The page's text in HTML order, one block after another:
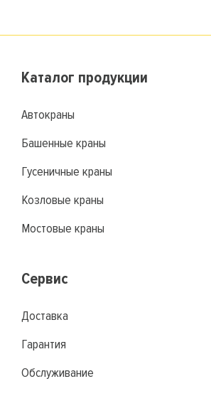
Каталог продукции
Автокраны
Башенные краны
Гусеничные краны
Козловые краны
Мостовые краны
Сервис
Доставка
Гарантия
Обслуживание